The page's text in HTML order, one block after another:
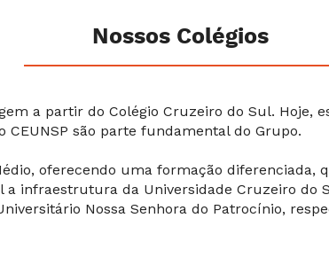
Nossos Colégios
a partir do Colégio Cruzeiro do Sul. Hoje,
CEUNSP são parte fundamental do Grupo.
oferecendo uma formação diferenciada,
a infraestrutura da Universidade Cruzeiro do
Nossa Senhora do Patrocínio,